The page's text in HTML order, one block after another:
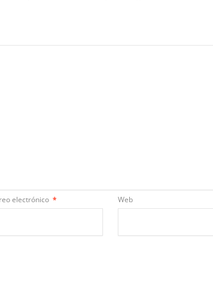
electrónico * Web